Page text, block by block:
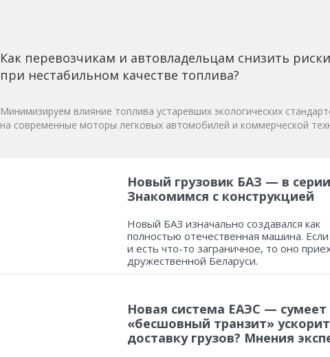
Как перевозчикам и автовладельцам снизить риски
при нестабильном качестве топлива?
Минимизируем влияние топлива устаревших экологических
на современные моторы легковых автомобилей и коммерческой
Новый грузовик БАЗ — в
Знакомимся с конструкцией
Новый БАЗ изначально создавался как
полностью отечественная машина.
и есть что-то заграничное, то оно
дружественной Беларуси.
Новая система ЕАЭС — сумеет
«бесшовный транзит»
доставку грузов? Мнения